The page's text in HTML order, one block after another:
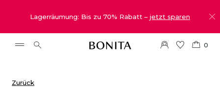
Lagerräumung: Bis zu 70% Rabatt – jetzt sparen
0
Zurück